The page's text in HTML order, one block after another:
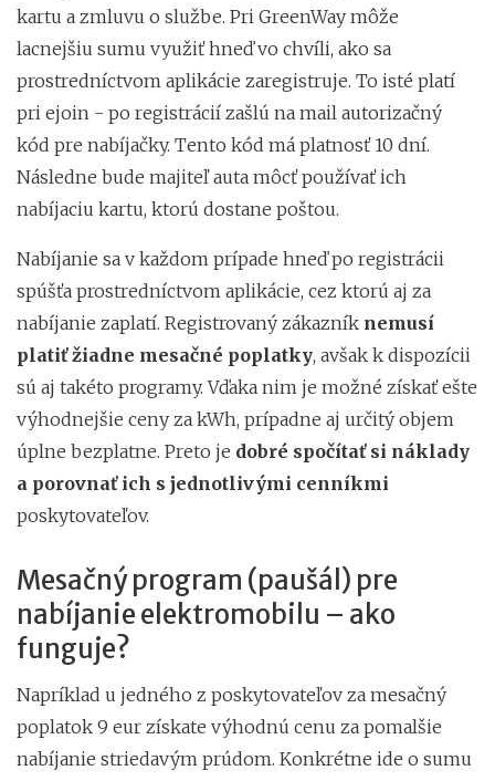
kartu a zmluvu o službe. Pri GreenWay môže
lacnejšiu sumu využiť hneď vo chvíli, ako sa
prostredníctvom aplikácie zaregistruje. To isté platí
pri ejoin - po registrácií zašlú na mail autorizačný
kód pre nabíjačky. Tento kód má platnosť 10 dní.
Následne bude majiteľ auta môcť používať ich
nabíjaciu kartu, ktorú dostane poštou.
Nabíjanie sa v každom prípade hneď po registrácii
spúšťa prostredníctvom aplikácie, cez ktorú aj za
nabíjanie zaplatí. Registrovaný zákazník nemusí
platiť žiadne mesačné poplatky, avšak k dispozícii
sú aj takéto programy. Vďaka nim je možné získať ešte
výhodnejšie ceny za kWh, prípadne aj určitý objem
úplne bezplatne. Preto je dobré spočítať si náklady
a porovnať ich s jednotlivými cenníkmi
poskytovateľov.
Mesačný program (paušál) pre
nabíjanie elektromobilu – ako
funguje?
Napríklad u jedného z poskytovateľov za mesačný
poplatok 9 eur získate výhodnú cenu za pomalšie
nabíjanie striedavým prúdom. Konkrétne ide o sumu